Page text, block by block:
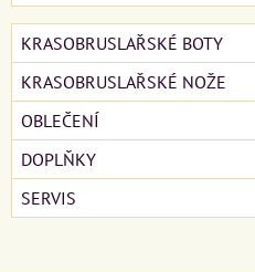
KRASOBRUSLAŘSKÉ BOTY
KRASOBRUSLAŘSKÉ NOŽE
OBLEČENÍ
DOPLŇKY
SERVIS